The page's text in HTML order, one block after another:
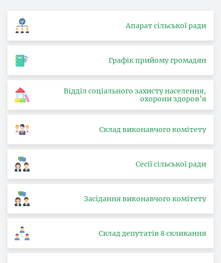
Апарат сільської ради
Графік прийому громадян
Відділ соціального захисту населення,
охорони здоров’я
Склад виконавчого комітету
Сесії сільської ради
Засідання виконавчого комітету
Склад депутатів 8 скликання